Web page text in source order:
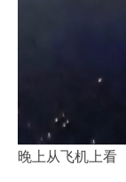
晚上从飞机上看